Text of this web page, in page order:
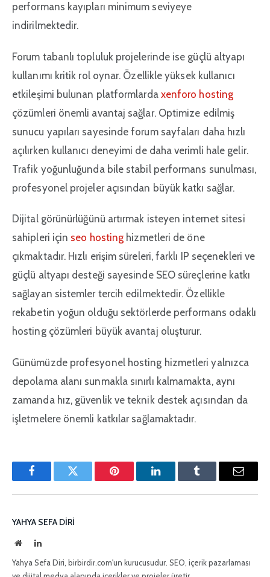
performans kayıpları minimum seviyeye
indirilmektedir.
Forum tabanlı topluluk projelerinde ise güçlü altyapı
kullanımı kritik rol oynar. Özellikle yüksek kullanıcı
etkileşimi bulunan platformlarda xenforo hosting
çözümleri önemli avantaj sağlar. Optimize edilmiş
sunucu yapıları sayesinde forum sayfaları daha hızlı
açılırken kullanıcı deneyimi de daha verimli hale gelir.
Trafik yoğunluğunda bile stabil performans sunulması,
profesyonel projeler açısından büyük katkı sağlar.
Dijital görünürlüğünü artırmak isteyen internet sitesi
sahipleri için seo hosting hizmetleri de öne
çıkmaktadır. Hızlı erişim süreleri, farklı IP seçenekleri ve
güçlü altyapı desteği sayesinde SEO süreçlerine katkı
sağlayan sistemler tercih edilmektedir. Özellikle
rekabetin yoğun olduğu sektörlerde performans odaklı
hosting çözümleri büyük avantaj oluşturur.
Günümüzde profesyonel hosting hizmetleri yalnızca
depolama alanı sunmakla sınırlı kalmamakta, aynı
zamanda hız, güvenlik ve teknik destek açısından da
işletmelere önemli katkılar sağlamaktadır.
FacebookTwitter Pinterest'inLinkedInTumblr
E-
YAHYA SEFA DIRI
İnternetLinkedIn
Yahya Sefa Diri, birbirdir.com'un kurucusudur. SEO, içerik pazarlaması